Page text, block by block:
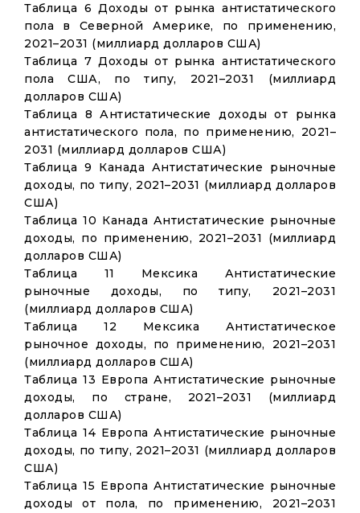
Таблица 6 Доходы от рынка антистатического
пола в Северной Америке, по применению,
2021–2031 (миллиард долларов США)
Таблица 7 Доходы от рынка антистатического
пола США, по типу, 2021–2031 (миллиард
долларов США)
Таблица 8 Антистатические доходы от рынка
антистатического пола, по применению, 2021–
2031 (миллиард долларов США)
Таблица 9 Канада Антистатические рыночные
доходы, по типу, 2021–2031 (миллиард долларов
США)
Таблица 10 Канада Антистатические рыночные
доходы, по применению, 2021–2031 (миллиард
долларов США)
Таблица 11 Мексика Антистатические
рыночные доходы, по типу, 2021–2031
(миллиард долларов США)
Таблица 12 Мексика Антистатическое
рыночное доходы, по применению, 2021–2031
(миллиард долларов США)
Таблица 13 Европа Антистатические рыночные
доходы, по стране, 2021–2031 (миллиард
долларов США)
Таблица 14 Европа Антистатические рыночные
доходы, по типу, 2021–2031 (миллиард долларов
США)
Таблица 15 Европа Антистатические рыночные
доходы от пола, по применению, 2021–2031